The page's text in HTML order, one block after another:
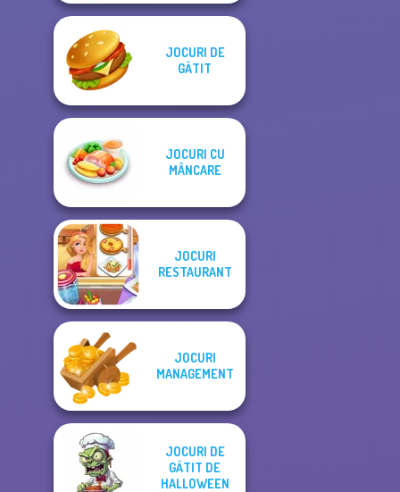
JOCURI DE
GĂTIT
JOCURI CU
MÂNCARE
JOCURI
RESTAURANT
JOCURI
MANAGEMENT
JOCURI DE
GĂTIT DE
HALLOWEEN